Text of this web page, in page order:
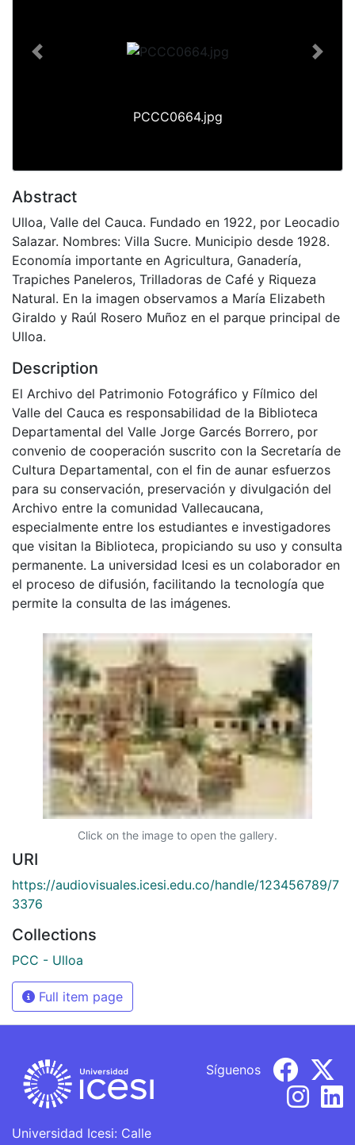
PCCC0664.jpg
Previous Next
Abstract
Ulloa, Valle del Cauca. Fundado en 1922, por Leocadio
Salazar. Nombres: Villa Sucre. Municipio desde 1928.
Economía importante en Agricultura, Ganadería,
Trapiches Paneleros, Trilladoras de Café y Riqueza
Natural. En la imagen observamos a María Elizabeth
Giraldo y Raúl Rosero Muñoz en el parque principal de
Ulloa.
Description
El Archivo del Patrimonio Fotográfico y Fílmico del
Valle del Cauca es responsabilidad de la Biblioteca
Departamental del Valle Jorge Garcés Borrero, por
convenio de cooperación suscrito con la Secretaría de
Cultura Departamental, con el fin de aunar esfuerzos
para su conservación, preservación y divulgación del
Archivo entre la comunidad Vallecaucana,
especialmente entre los estudiantes e investigadores
que visitan la Biblioteca, propiciando su uso y consulta
permanente. La universidad Icesi es un colaborador en
el proceso de difusión, facilitando la tecnología que
permite la consulta de las imágenes.
Click on the image to open the gallery.
URI
https://audiovisuales.icesi.edu.co/handle/123456789/7
3376
Collections
PCC - Ulloa
Full item page
Universidad Icesi: Calle
Síguenos